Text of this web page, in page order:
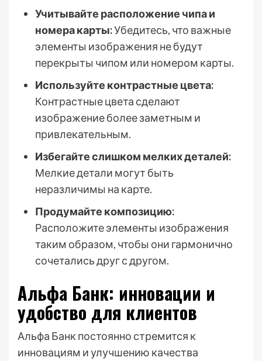
Учитывайте расположение чипа и
номера карты:Убедитесь, что важные
элементы изображения не будут
перекрыты чипом или номером карты.
Используйте контрастные цвета:
Контрастные цвета сделают
изображение более заметным и
привлекательным.
Избегайте слишком мелких деталей:
Мелкие детали могут быть
неразличимы на карте.
Продумайте композицию:
Расположите элементы изображения
таким образом, чтобы они гармонично
сочетались друг с другом.
Альфа Банк: инновации и
удобство для клиентов
Альфа Банк постоянно стремится к
инновациям и улучшению качества